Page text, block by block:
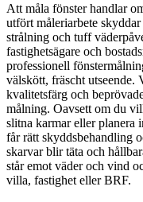
Att måla fönster handlar
utfört måleriarbete
strålning och tuff
fastighetsägare och
professionell
välskött, fräscht
kvalitetsfärg och
målning. Oavsett om du
slitna karmar eller planera
får rätt skyddsbehandling
skarvar blir täta och
står emot väder och vind
villa, fastighet eller BRF.